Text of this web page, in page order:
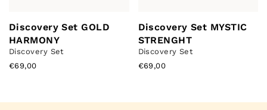
Discovery Set GOLD
HARMONY
Discovery Set
€69,00
Discovery Set MYSTIC
STRENGHT
Discovery Set
€69,00